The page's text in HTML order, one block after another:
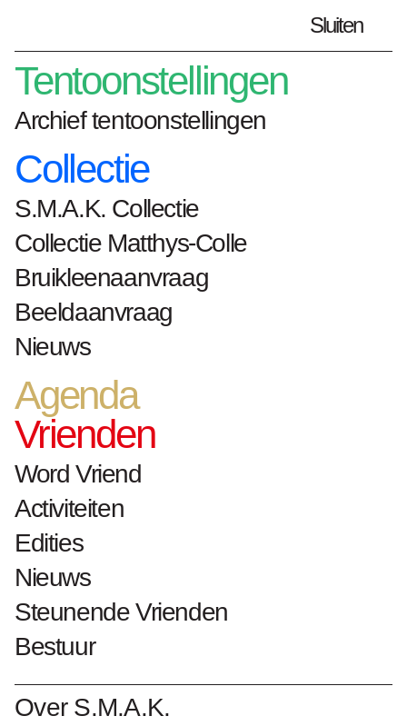
nl
Sluiten
Tentoonstellingen
Archief tentoonstellingen
Collectie
S.M.A.K. Collectie
Collectie Matthys-Colle
Bruikleenaanvraag
Beeldaanvraag
Nieuws
Agenda
Vrienden
Word Vriend
Activiteiten
Edities
Nieuws
Steunende Vrienden
Bestuur
Over S.M.A.K.
Home kunstwerken
Zuid
Raoul De Keyser
1990
olieverf op doek
h. 55 cm x b. 50 cm
2002 bruikleen Collectie Vlaamse
Gemeenschap
Collectienummer : 3121